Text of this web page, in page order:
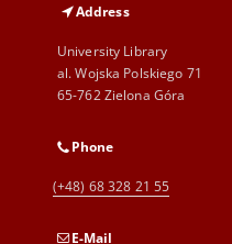
Address
University Library
al. Wojska Polskiego 71
65-762 Zielona Góra
Phone
(+48) 68 328 21 55
E-Mail